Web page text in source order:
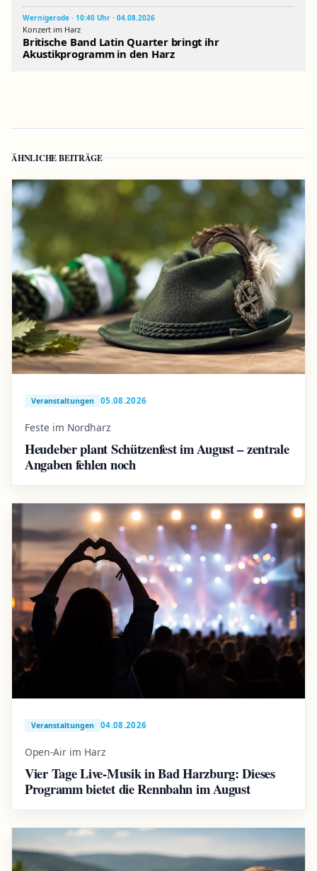
Wernigerode · 10:40 Uhr · 04.08.2026
Konzert im Harz
Britische Band Latin Quarter bringt ihr
Akustikprogramm in den Harz
ÄHNLICHE BEITRÄGE
Veranstaltungen 05.08.2026
Feste im Nordharz
Heudeber plant Schützenfest im August – zentrale
Angaben fehlen noch
Veranstaltungen 04.08.2026
Open-Air im Harz
Vier Tage Live-Musik in Bad Harzburg: Dieses
Programm bietet die Rennbahn im August